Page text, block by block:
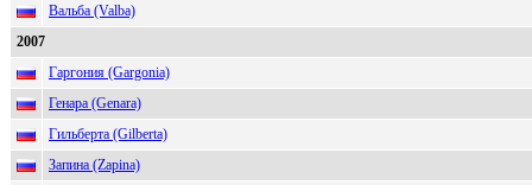
Вальба (Valba)
2007
Гаргония (Gargonia)
Генара (Genara)
Гильберта (Gilberta)
Запина (Zapina)